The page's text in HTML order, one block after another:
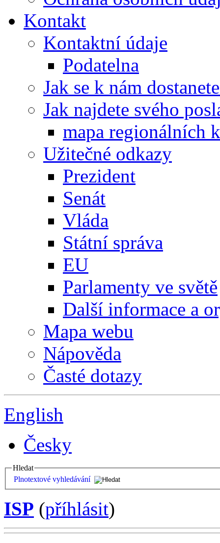
Kontakt
Kontaktní údaje
Podatelna
Jak se k nám
Jak najdete svého
mapa regionálních
Užitečné odkazy
Prezident
Senát
Vláda
Státní správa
EU
Parlamenty ve světě
Další informace a
Mapa webu
Nápověda
Časté dotazy
English
Česky
Hledat
Plnotextové vyhledávání
ISP (příhlásit)